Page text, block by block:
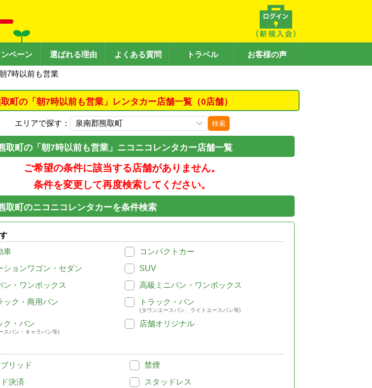
ペーン 選ばれる理由 よくある質問 トラベル お客様の声
7時以前も営業
町の「朝7時以前も営業」レンタカー店舗一覧（0店舗）
エリアで探す： 検索
取町の「朝7時以前も営業」ニコニコレンタカー店舗一覧
ご希望の条件に該当する店舗がありません。
条件を変更して再度検索してください。
取町のニコニコレンタカーを条件検索
車
コンパクトカー
ションワゴン・セダン
SUV
ン・ワンボックス
高級ミニバン・ワンボックス
ック・商用バン
トラック・バン
(タウンエースバン、ライトエースバン等)
ク・バン
スバン・キャラバン等)
店舗オリジナル
リッド
禁煙
決済
スタッドレス